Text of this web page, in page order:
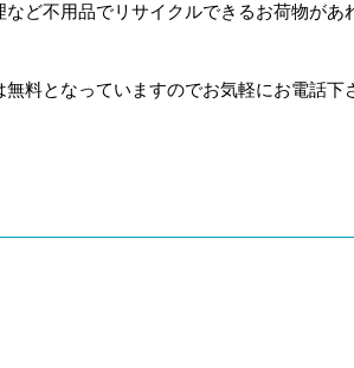
ど不用品でリサイクルできるお荷物があ
料となっていますのでお気軽にお電話下